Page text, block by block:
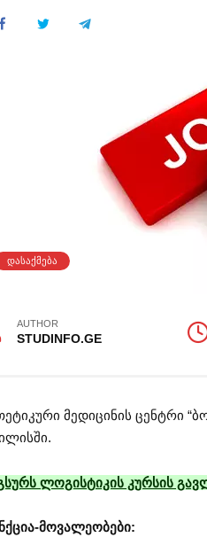
ᲓᲐᲡᲐᲥᲛᲔᲑᲐ
AUTHOR
STUDINFO.GE
მედიცინის ცენტრი
ლოგისტიკის კურსის
მოვალეობები: